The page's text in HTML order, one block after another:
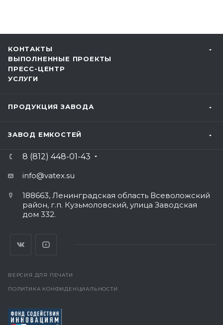
КОНТАКТЫ
ВЫПОЛНЕННЫЕ ПРОЕКТЫ
ПРЕСС-ЦЕНТР
УСЛУГИ
ПРОДУКЦИЯ ЗАВОДА
ЗАВОД ЕМКОСТЕЙ
8 (812) 448-01-43
info@vatex.su
188663, Ленинградская область Всеволожский
район, г.п. Кузьмоловский, улица Заводская
дом 332.
ВЕРСИЯ ДЛЯ ПЕЧАТИ
ПОЛИТИКА КОНФИДЕНЦИАЛЬНОСТИ